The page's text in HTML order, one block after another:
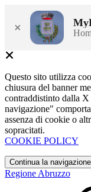
×
Questo sito utilizza
chiusura del banner
contraddistinto dalla
navigazione"
assenza di cookie o
sopracitati.
COOKIE POLICY
Continua la navigazione
Regione Abruzzo